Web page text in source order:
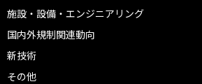
施設・設備・エンジニアリング
国内外規制関連動向
新技術
その他